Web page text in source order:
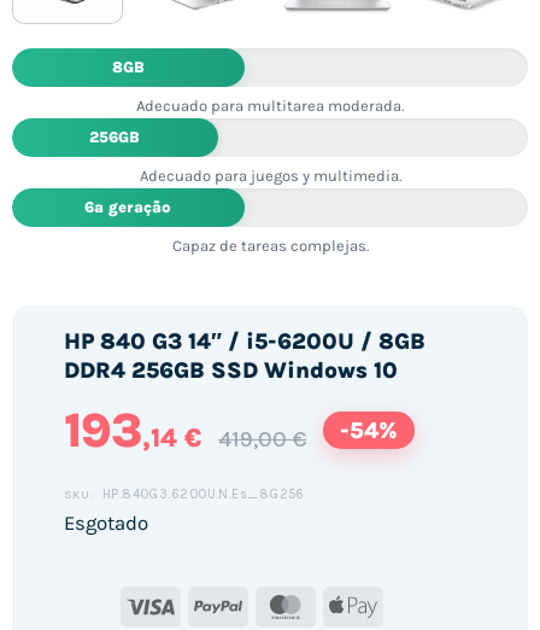
8GB
Adecuado para multitarea moderada.
256GB
Adecuado para juegos y multimedia.
6ª geração
Capaz de tareas complejas.
HP 840 G3 14″ / i5-6200U / 8GB
DDR4 256GB SSD Windows 10
193,14 € 419,00 € -54%
SKU: HP.840G3.6200U.N.Es_8G256
Esgotado
Visa PayPal MasterCard
Apple